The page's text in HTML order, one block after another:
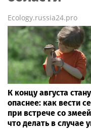
Ecology.russia24.pro
К концу августа
опаснее: как вести
при встрече со
что делать в случае